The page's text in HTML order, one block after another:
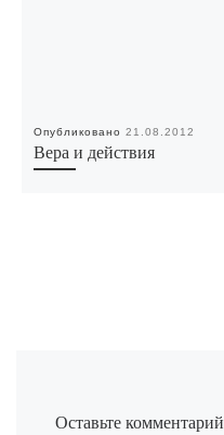
Опубликовано21.08.2012
Вера и действия
Оставьте комментарий